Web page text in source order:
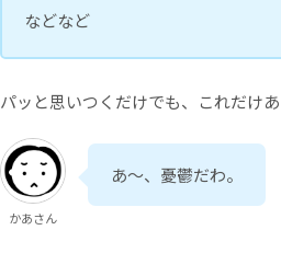
などなど
パッと思いつくだけでも、これだけ
かあさん
あ～、憂鬱だわ。